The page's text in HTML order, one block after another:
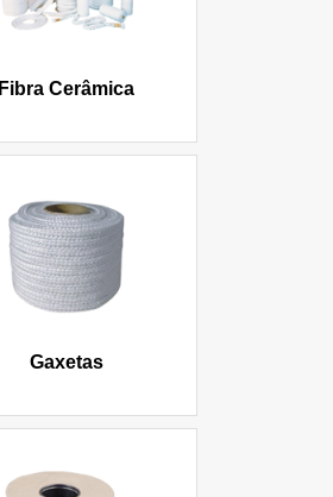
Fibra Cerâmica
Gaxetas